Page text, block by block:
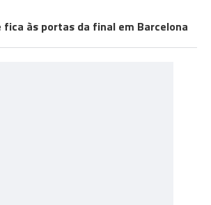
fica às portas da final em Barcelona